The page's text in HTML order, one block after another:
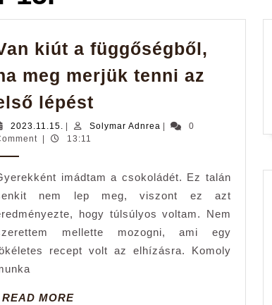
kiút a függőségből,
meg merjük tenni az
lépést
kiút
ha
meg
merjük
tenni
2023.11.15. 2023.11.15.Solymar Adnrea Solymar
0
13:11
imádtam a csokoládét. Ez talán
nem lep meg, viszont ez azt
hogy túlsúlyos voltam. Nem
mellette mozogni, ami egy
recept volt az elhízásra. Komoly
READ MOREREAD